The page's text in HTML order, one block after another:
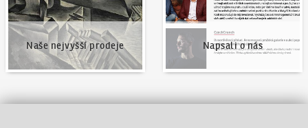
Naše nejvyšší prodeje Napsali o nás